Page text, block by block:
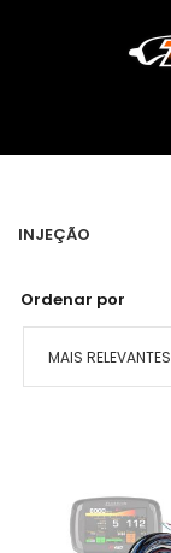
INJEÇÃO
Ordenar por
MAIS RELEVANTES
MAIOR PREÇO